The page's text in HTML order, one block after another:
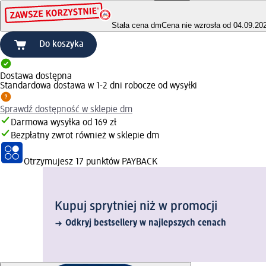
Stała cena dmCena nie wzrosła od
Do koszyka
Dostawa dostępna
Standardowa dostawa w 1-2 dni robocze od wysyłki
Sprawdź dostępność w sklepie dm
Darmowa wysyłka od 169 zł
Bezpłatny zwrot również w sklepie dm
Otrzymujesz 17 punktów PAYBACK
Kupuj sprytniej niż w promocji
Odkryj bestsellery w najlepszych cenach